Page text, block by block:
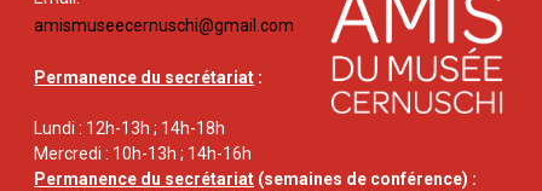
amismuseecernuschi@gmail.com
Permanence du secrétariat :
Lundi : 12h-13h ; 14h-18h
Mercredi : 10h-13h ; 14h-16h
Permanence du secrétariat (semaines de conférence) :